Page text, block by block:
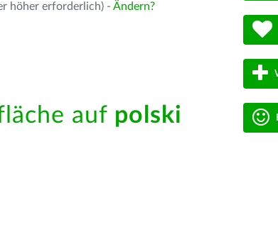
höher erforderlich) - Ändern?
auf polski